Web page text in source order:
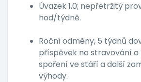
Úvazek 1,0; nepřetržitý
hod/týdně.
Roční odměny, 5 týdnů
příspěvek na stravování
spoření ve stáří a další
výhody.